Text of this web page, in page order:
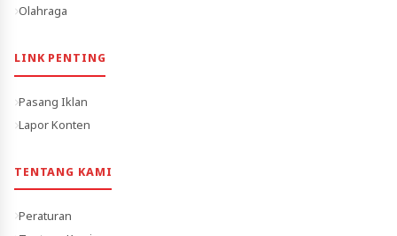
Olahraga
LINK PENTING
Pasang Iklan
Lapor Konten
TENTANG KAMI
Peraturan